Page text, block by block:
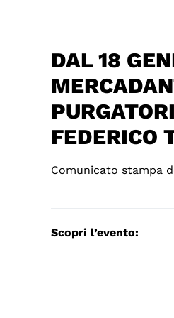
DAL 18
FEDERICO
Comunicato stampa
Scopri l’evento: